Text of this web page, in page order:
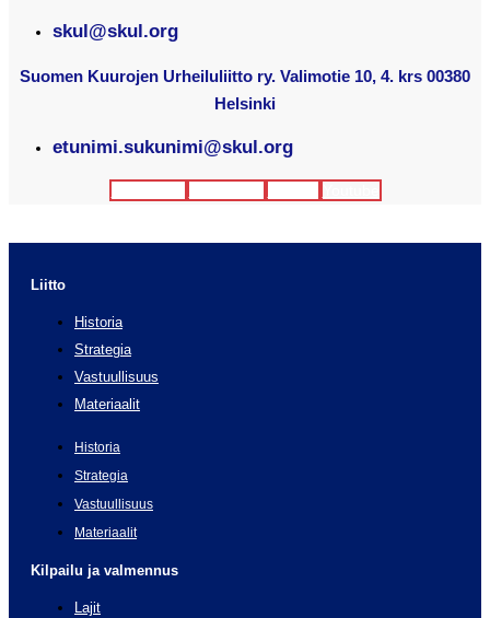
skul@skul.org
Suomen Kuurojen Urheiluliitto ry. Valimotie 10, 4. krs 00380
Helsinki
etunimi.sukunimi@skul.org
Liitto
Historia
Strategia
Vastuullisuus
Materiaalit
Historia
Strategia
Vastuullisuus
Materiaalit
Kilpailu ja valmennus
Lajit